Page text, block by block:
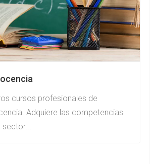
cursos profesionales de
Adquiere las competencias
sector...